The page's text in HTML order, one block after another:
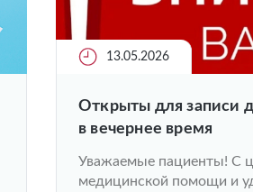
13.05.2026
Открыты для записи
в вечернее время
Уважаемые пациенты! С
медицинской помощи и